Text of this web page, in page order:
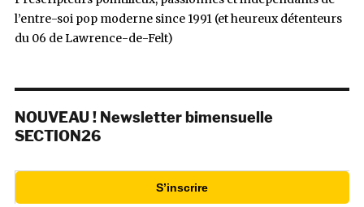
l’entre-soi pop moderne since 1991 (et heureux détenteurs
du 06 de Lawrence-de-Felt)
NOUVEAU ! Newsletter bimensuelle
SECTION26
S’inscrire